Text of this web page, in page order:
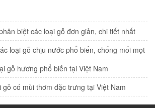
biệt các loại gỗ đơn giản, chi tiết nhất
loại gỗ chịu nước phổ biến, chống mối mọt
gỗ hương phổ biến tại Việt Nam
có mùi thơm đặc trưng tại Việt Nam